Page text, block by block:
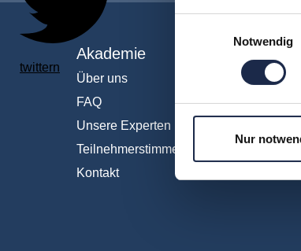
Notwendig
Nur
twittern
Akademie
Über uns
FAQ
Unsere Experten
Teilnehmerstimmen
Kontakt